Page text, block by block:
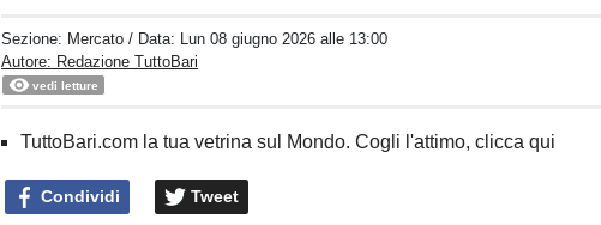
Sezione: Mercato / Data: Lun 08 giugno 2026 alle 13:00
Autore: Redazione TuttoBari
vedi letture
TuttoBari.com la tua vetrina sul Mondo. Cogli l'attimo, clicca qui
Condividi Tweet